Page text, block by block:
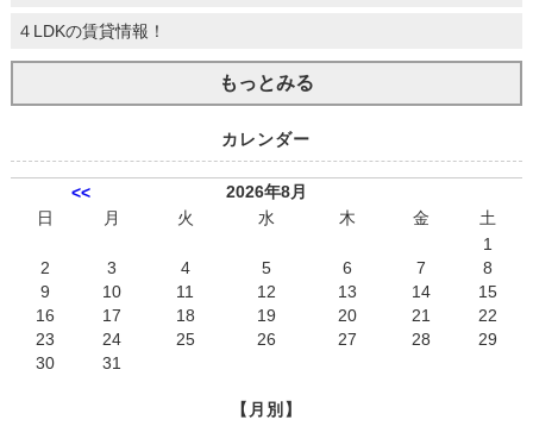
４LDKの賃貸情報！
もっとみる
カレンダー
<<
2026年8月
日
月 火 水 木 金
土
1
2
3 4 5 6 7
8
9
10 11 12 13 14
15
16
17 18 19 20 21
22
23
24 25 26 27 28
29
30
31
【月別】